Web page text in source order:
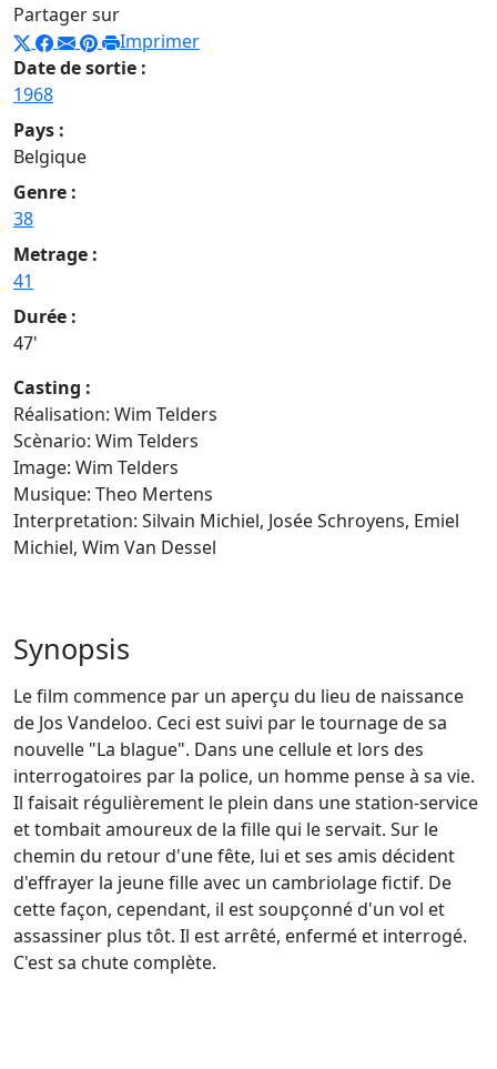
Partager sur
Imprimer
Date de sortie :
1968
Pays :
Belgique
Genre :
38
Metrage :
41
Durée :
47'
Casting :
Réalisation: Wim Telders
Scènario: Wim Telders
Image: Wim Telders
Musique: Theo Mertens
Interpretation: Silvain Michiel, Josée Schroyens, Emiel
Michiel, Wim Van Dessel
Synopsis
Le film commence par un aperçu du lieu de naissance
de Jos Vandeloo. Ceci est suivi par le tournage de sa
nouvelle "La blague". Dans une cellule et lors des
interrogatoires par la police, un homme pense à sa vie.
Il faisait régulièrement le plein dans une station-service
et tombait amoureux de la fille qui le servait. Sur le
chemin du retour d'une fête, lui et ses amis décident
d'effrayer la jeune fille avec un cambriolage fictif. De
cette façon, cependant, il est soupçonné d'un vol et
assassiner plus tôt. Il est arrêté, enfermé et interrogé.
C'est sa chute complète.